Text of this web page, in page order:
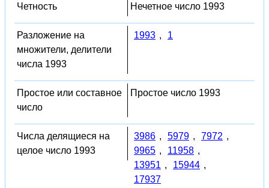
Четность Нечетное число 1993
Разложение на
множители, делители
числа 1993
1993 , 1
Простое или составное
число
Простое число 1993
Числа делящиеся на
целое число 1993
3986 , 5979 , 7972 ,
9965 , 11958 ,
13951 , 15944 ,
17937